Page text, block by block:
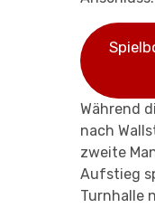
Während
nach
zweite
Aufstieg
Turnhalle